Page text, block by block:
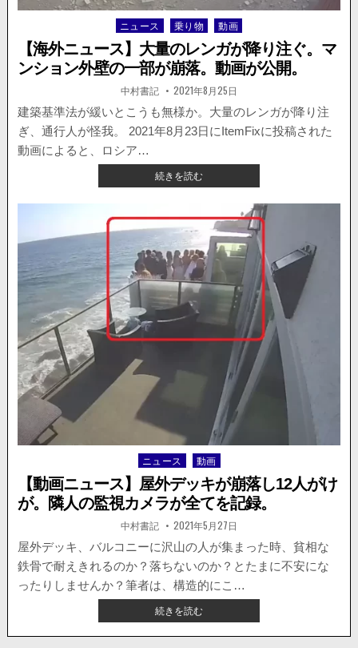
Posted
in
ニュース 乗り物 動画
【海外ニュース】大量のレンガが降り注ぐ。マ
ンション外壁の一部が崩落。動画が公開。
著
者:
中村書記 掲
載
日：
2021年8月25日
建築基準法が緩いとこうも無様か。大量のレンガが降り注
ぎ、通行人が怪我。 2021年8月23日にItemFixに投稿された
動画によると、ロシア…
続きを読む【海
外
ュ
ー
ス】
大
量
ン
ガ
ぐ。
マ
ン
シ
ョ
ン
外
壁
の
一
部
が
崩
Posted
in
ニュース 動画
【動画ニュース】屋外デッキが崩落し12人がけ
が。隣人の監視カメラが全てを記録。
著
者:
中村書記 掲
載
日：
2021年5月27日
屋外デッキ、バルコニーに沢山の人が集まった時、貧相な
鉄骨で耐えきれるのか？落ちないのか？とたまに不安にな
ったりしませんか？筆者は、構造的にこ…
続きを読む【動
画
ニ